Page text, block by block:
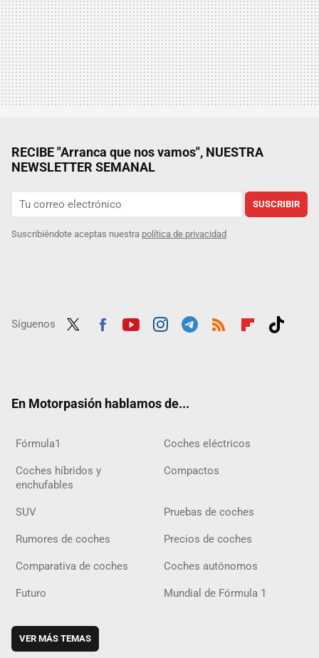
RECIBE "Arranca que nos vamos", NUESTRA
NEWSLETTER SEMANAL
SUSCRIBIR
Suscribiéndote aceptas nuestra política de privacidad
Síguenos
En Motorpasión hablamos de...
Fórmula1 Coches eléctricos
Coches híbridos y
enchufables
Compactos
SUV Pruebas de coches
Rumores de coches Precios de coches
Comparativa de coches Coches autónomos
Futuro Mundial de Fórmula 1
VER MÁS TEMAS